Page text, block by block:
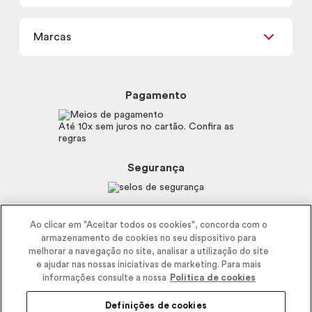
Código de defesa do consumidor
Trabalhe com a gente
Recomendações Covid19
Frete e Entrega
Fale Conosco
E-mail
Marcas
Pagamento
Até 10x sem juros no cartão. Confira as
regras
Segurança
Ao clicar em "Aceitar todos os cookies", concorda com o
armazenamento de cookies no seu dispositivo para
melhorar a navegação no site, analisar a utilização do site
e ajudar nas nossas iniciativas de marketing. Para mais
informações consulte a nossa
Politica de cookies
Definições de cookies